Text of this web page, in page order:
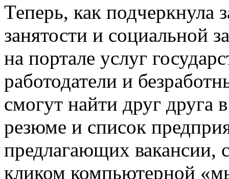
Теперь, как подчеркнула
занятости и социальной
на портале услуг
работодатели и
смогут найти друг друга
резюме и список
предлагающих вакансии,
кликом компьютерной